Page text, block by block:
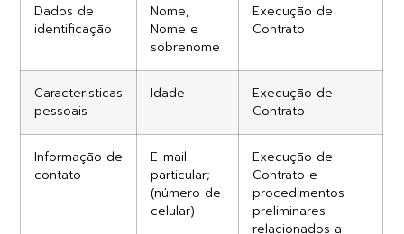
Dados de
identificação
Nome,
Nome e
sobrenome
Execução de
Contrato
Caracteristicas
pessoais
Idade
Execução de
Contrato
Informação de
contato
E-mail
particular;
(número de
celular)
Execução de
Contrato e
procedimentos
preliminares
relacionados a